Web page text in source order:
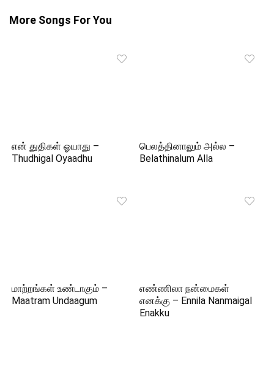
More Songs For You
என் துதிகள் ஓயாது –
Thudhigal Oyaadhu
பெலத்தினாலும் அல்ல –
Belathinalum Alla
மாற்றங்கள் உண்டாகும் –
Maatram Undaagum
எண்ணிலா நன்மைகள்
எனக்கு – Ennila Nanmaigal
Enakku